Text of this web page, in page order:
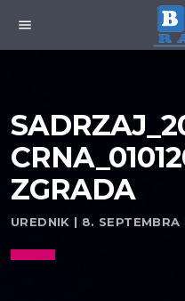
menu
ZGRADA
UREDNIK | 8.